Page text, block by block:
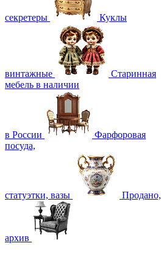
секретеры Куклы
винтажные
Старинная
мебель в наличии
в России
Фарфоровая
посуда,
статуэтки, вазы Продано,
архив